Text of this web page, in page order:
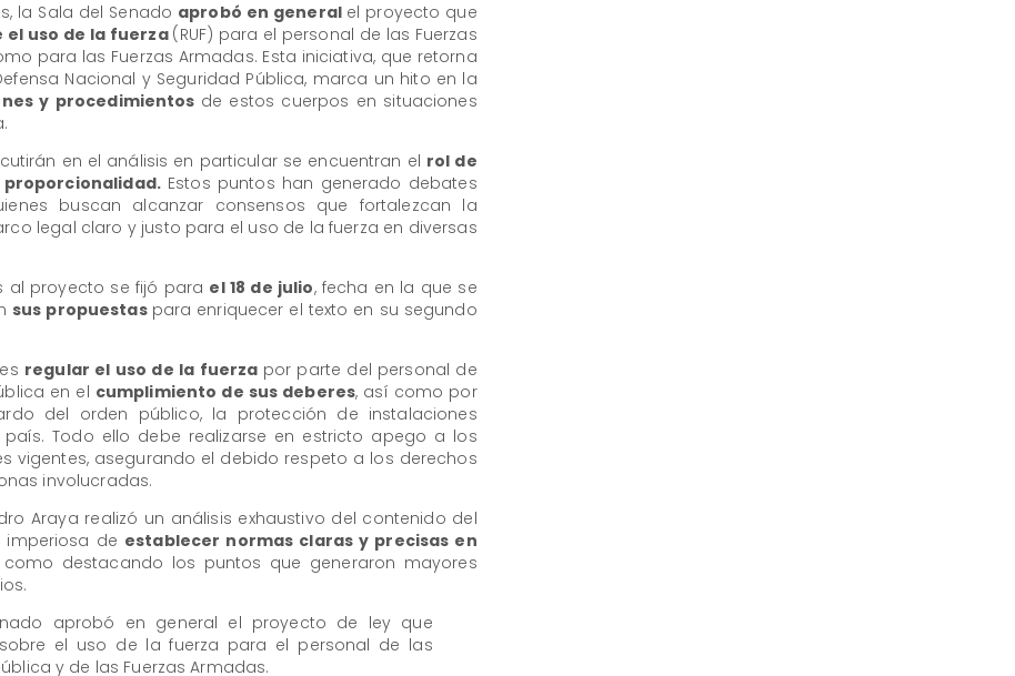
la Sala del Senado aprobó en general el proyecto que
el uso de la fuerza (RUF) para el personal de las Fuerzas
para las Fuerzas Armadas. Esta iniciativa, que retorna
Nacional y Seguridad Pública, marca un hito en la
y procedimientos de estos cuerpos en situaciones
en el análisis en particular se encuentran el rol de
Estos puntos han generado debates
buscan alcanzar consensos que fortalezcan la
legal claro y justo para el uso de la fuerza en diversas
al proyecto se fijó para el 18 de julio, fecha en la que se
sus propuestas para enriquecer el texto en su segundo
regular el uso de la fuerza por parte del personal de
en el cumplimiento de sus deberes, así como por
del orden público, la protección de instalaciones
Todo ello debe realizarse en estricto apego a los
vigentes, asegurando el debido respeto a los derechos
involucradas.
Araya realizó un análisis exhaustivo del contenido del
imperiosa de establecer normas claras y precisas en
destacando los puntos que generaron mayores
aprobó en general el proyecto de ley que
el uso de la fuerza para el personal de las
y de las Fuerzas Armadas.